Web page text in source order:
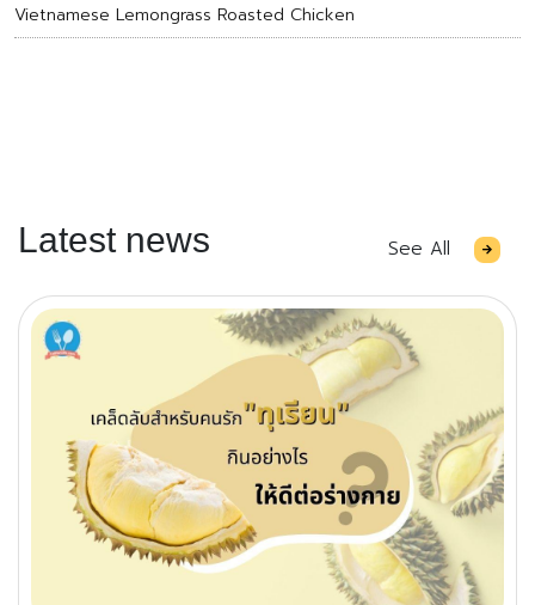
Vietnamese Lemongrass Roasted Chicken
Latest news See All